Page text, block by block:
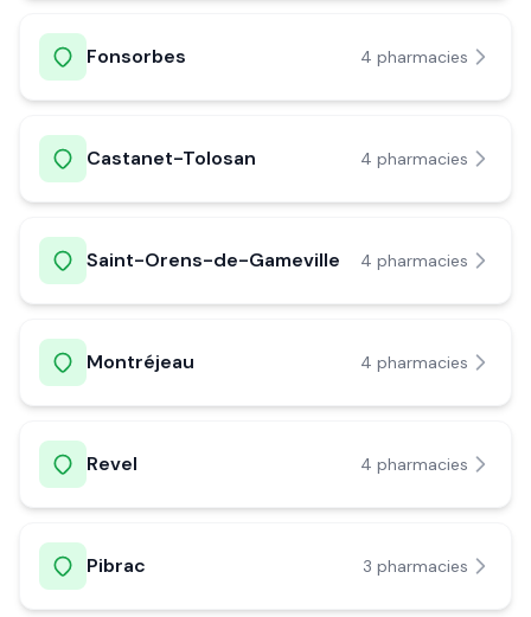
Fonsorbes 4 pharmacies
Castanet-Tolosan 4 pharmacies
Saint-Orens-de-Gameville 4 pharmacies
Montréjeau 4 pharmacies
Revel 4 pharmacies
Pibrac 3 pharmacies